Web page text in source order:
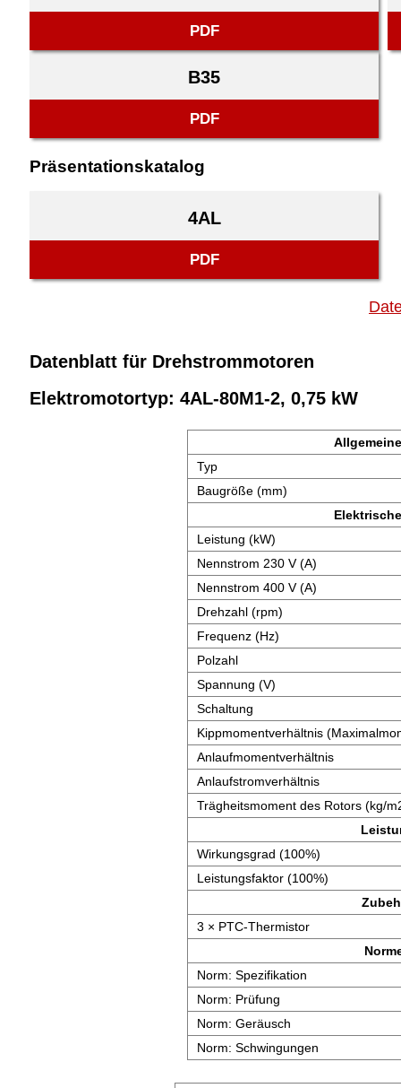
PDF
B35
PDF
Präsentationskatalog
4AL
PDF
Datenblatt für Drehstrommotoren
Elektromotortyp: 4AL-80M1-2, 0,75 kW
Typ
Baugröße (mm)
Leistung (kW)
Nennstrom 230 V (A)
Nennstrom 400 V (A)
Drehzahl (rpm)
Frequenz (Hz)
Polzahl
Spannung (V)
Schaltung
Kippmomentverhältnis
Anlaufmomentverhältnis
Anlaufstromverhältnis
Trägheitsmoment des Rotors (kg/
Wirkungsgrad (100%)
Leistungsfaktor (100%)
3 × PTC-Thermistor
Norm: Spezifikation
Norm: Prüfung
Norm: Geräusch
Norm: Schwingungen